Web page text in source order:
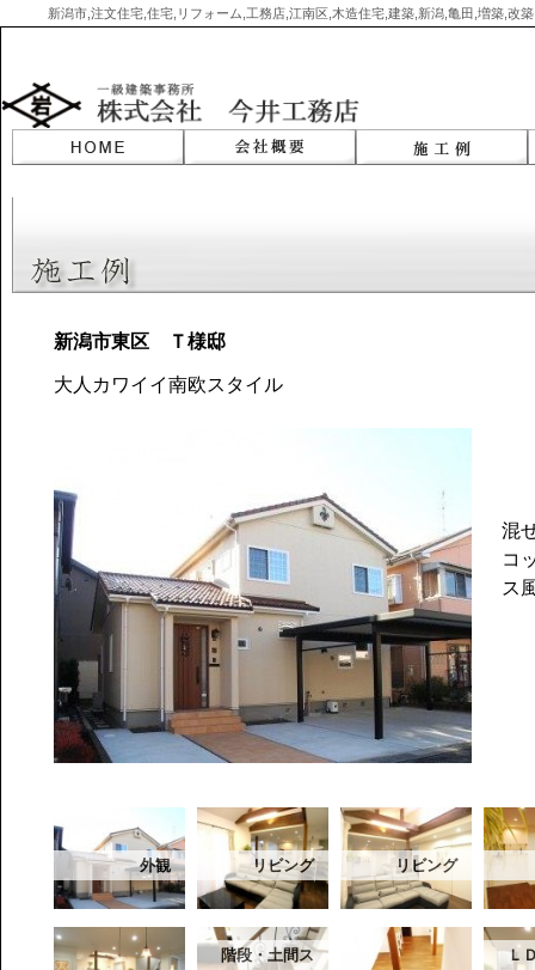
新潟市,注文住宅,住宅,リフォーム,工務店,江南区,木造住宅,建築,新潟,亀田,増築,改
content
新潟市東区 Ｔ様邸
大人カワイイ南欧スタイル
混
コ
ス
外観 リビング リビング
階段・土間ス
Ｌ